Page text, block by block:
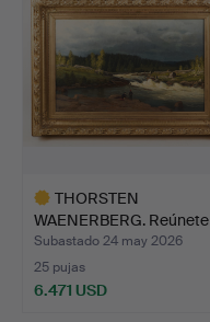
THORSTEN
WAENERBERG. Reúnete
junto a los r…
Subastado 24 may 2026
25 pujas
6.471 USD